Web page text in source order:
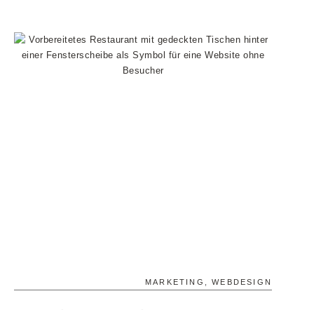
MARKETING ,WEBDESIGN